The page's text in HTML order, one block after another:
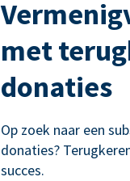
met
donaties
Op zoek naar een
donaties?
succes.